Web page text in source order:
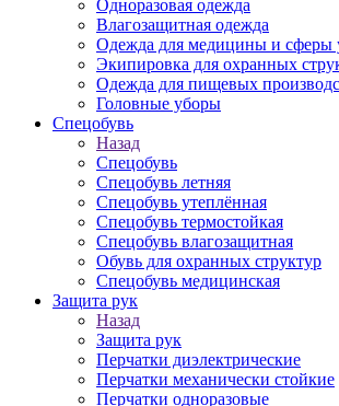
Одноразовая одежда
Влагозащитная одежда
Одежда для медицины и сферы
Экипировка для охранных
Одежда для пищевых
Головные уборы
Спецобувь
Назад
Спецобувь
Спецобувь летняя
Спецобувь утеплённая
Спецобувь термостойкая
Спецобувь влагозащитная
Обувь для охранных структур
Спецобувь медицинская
Защита рук
Назад
Защита рук
Перчатки диэлектрические
Перчатки механически стойкие
Перчатки одноразовые